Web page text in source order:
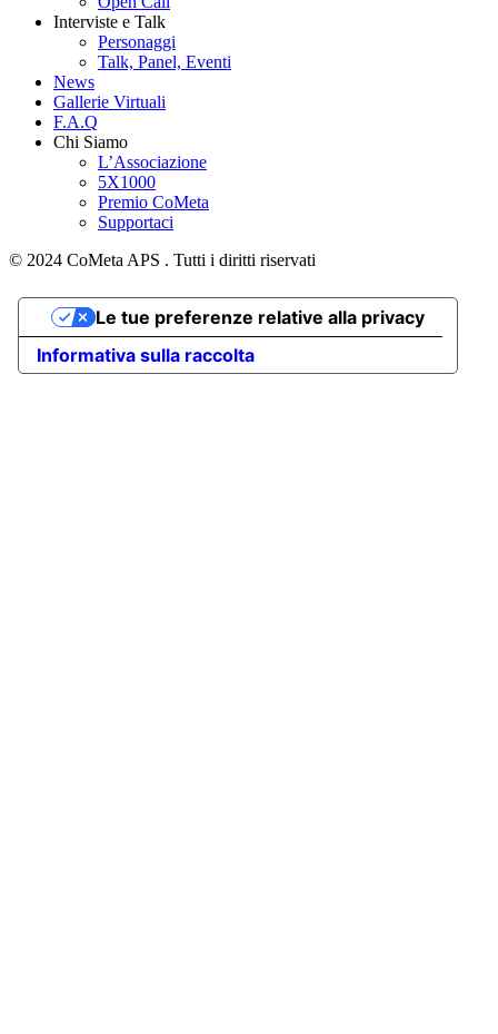
Interviste e Talk
Personaggi
Talk, Panel, Eventi
News
Gallerie Virtuali
F.A.Q
Chi Siamo
L’Associazione
5X1000
Premio CoMeta
Supportaci
© 2024 CoMeta APS . Tutti i diritti riservati
Informativa sulla raccolta
Le tue preferenze relative alla privacy